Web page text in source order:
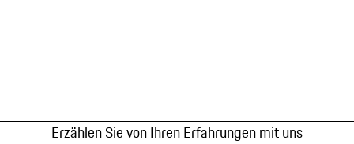
Erzählen Sie von Ihren Erfahrungen mit uns